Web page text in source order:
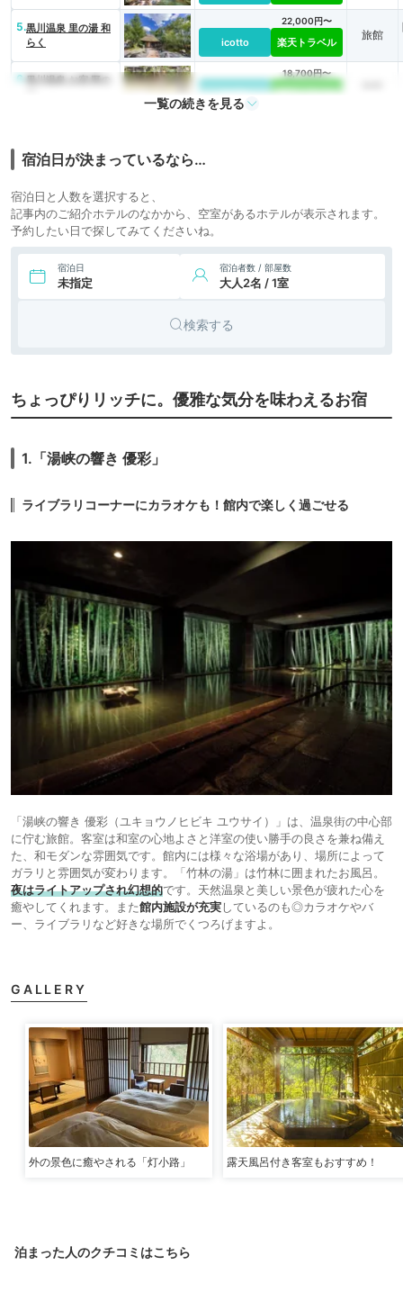
5.黒川温泉 里の湯 和
らく
icotto
22,000円〜
楽天トラベル
旅館
6. 黒川温泉 お宿 野の
icotto
18,700円〜
楽天トラベル
8.黒川温泉 黒川荘
9.黒川温泉 山みず木
別邸 深山山荘
icotto 楽天トラベル
旅館
10. 黒川温泉 山あいの
20,900円〜
旅館
井
21,697円〜
icotto 楽天トラベル
12.
黒川温泉 山の宿 新
明館
icotto 楽天トラベル
旅館
の湯
14. 黒川温泉 旅館 山
河
icotto 楽天トラベル
黒川温泉御処 月洸
125,000円〜
icotto
一覧の続きを見る
宿泊日が決まっているなら…
宿泊日と人数を選択すると、
記事内のご紹介ホテルのなかから、空室があるホテルが表示されます。
予約したい日で探してみてくださいね。
宿泊日
未指定
宿泊者数 / 部屋数
大人2名 / 1室
検索する
ちょっぴりリッチに。優雅な気分を味わえるお宿
1.「湯峡の響き 優彩」
ライブラリコーナーにカラオケも！館内で楽しく過ごせる
「湯峡の響き 優彩（ユキョウノヒビキ ユウサイ）」は、温泉街の中心部
に佇む旅館。客室は和室の心地よさと洋室の使い勝手の良さを兼ね備え
た、和モダンな雰囲気です。館内には様々な浴場があり、場所によって
ガラリと雰囲気が変わります。「竹林の湯」は竹林に囲まれたお風呂。
夜はライトアップされ幻想的です。天然温泉と美しい景色が疲れた心を
癒やしてくれます。また館内施設が充実しているのも◎カラオケやバ
ー、ライブラリなど好きな場所でくつろげますよ。
GALLERY
外の景色に癒やされる「灯小路」 露天風呂付き客室もおすすめ！
泊まった人のクチコミはこちら